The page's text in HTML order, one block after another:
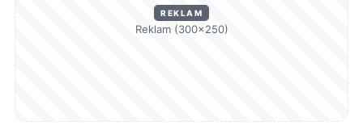
REKLAM
Reklam (300×250)